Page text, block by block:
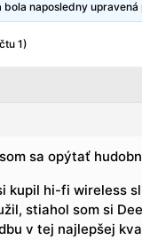
bola naposledny upravená
1)
sa opýtať
kupil hi-fi wireless
stiahol som si
v tej najlepšej